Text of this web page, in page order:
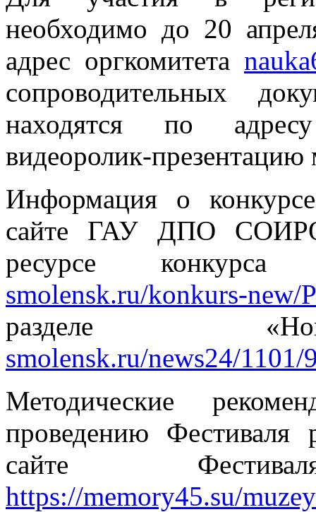
необходимо до 20
адрес оргкомитета
сопроводительных
находятся по
видеоролик-
Информация о
сайте ГАУ ДПО СОИРО
ресурсе
smolensk.ru/konkurs-new/
разделе
smolensk.ru/news24/1101/
Методические
проведению Фестиваля
сайте
https://memory45.su/